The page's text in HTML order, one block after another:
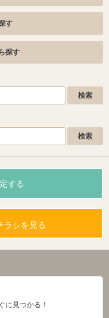
す
探す
する
ラシを見る
に見つかる！